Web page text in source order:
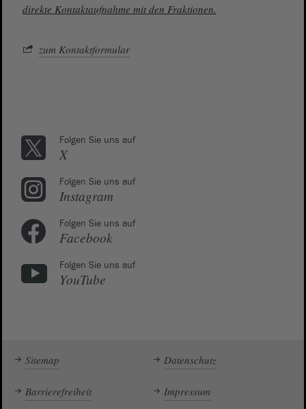
direkte Kontaktaufnahme mit den Fraktionen.
zum Kontaktformular
Folgen Sie uns auf
X
Folgen Sie uns auf
Instagram
Folgen Sie uns auf
Facebook
Folgen Sie uns auf
YouTube
Sitemap Datenschutz
Barrierefreiheit Impressum